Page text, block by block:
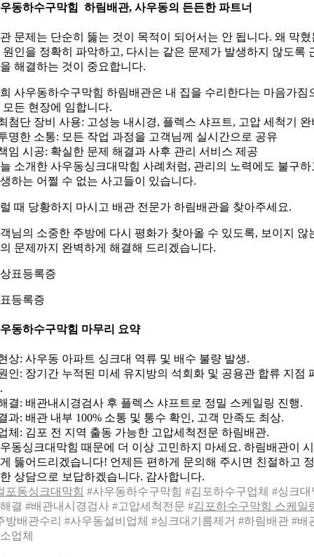
동하수구막힘 하림배관, 사우동의 든든한 파트너
문제는 단순히 뚫는 것이 목적이 되어서는 안 됩니다. 왜 막혔
원인을 정확히 파악하고, 다시는 같은 문제가 발생하지 않도록
해결하는 것이 중요합니다.
사우동하수구막힘 하림배관은 내 집을 수리한다는 마음가짐
모든 현장에 임합니다.
첨단 장비 사용: 고성능 내시경, 플렉스 샤프트, 고압 세척기 완
명한 소통: 모든 작업 과정을 고객님께 실시간으로 공유
임 시공: 확실한 문제 해결과 사후 관리 서비스 제공
소개한 사우동싱크대막힘 사례처럼, 관리의 노력에도 불구하
하는 어쩔 수 없는 사고들이 있습니다.
때 당황하지 마시고 배관 전문가 하림배관을 찾아주세요.
님의 소중한 주방에 다시 평화가 찾아올 수 있도록, 보이지 않
문제까지 완벽하게 해결해 드리겠습니다.
등록증
동하수구막힘 마무리 요약
상: 사우동 아파트 싱크대 역류 및 배수 불량 발생.
인: 장기간 누적된 미세 유지방의 석회화 및 공용관 합류 지점
결: 배관내시경검사 후 플렉스 샤프트로 정밀 스케일링 진행.
과: 배관 내부 100% 소통 및 통수 확인, 고객 만족도 최상.
체: 김포 전 지역 출동 가능한 고압세척전문 하림배관.
동싱크대막힘 때문에 더 이상 고민하지 마세요. 하림배관이
뚫어드리겠습니다! 언제든 편하게 문의해 주시면 친절하고 정
상담으로 보답하겠습니다. 감사합니다.
포동싱크대막힘 #사우동하수구막힘 #김포하수구업체 #싱크대
결 #배관내시경검사 #고압세척전문 #김포하수구막힘 스케일
방배관수리 #사우동설비업체 #싱크대기름제거 #하림배관 #배
업체